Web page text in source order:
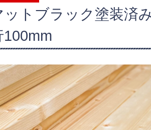
ットブラック塗装済
100mm